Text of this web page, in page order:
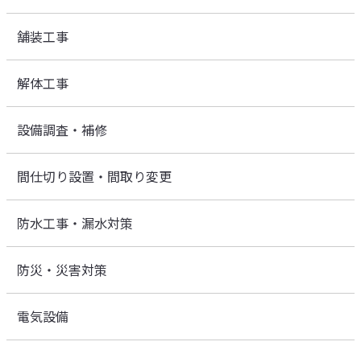
舗装工事
解体工事
設備調査・補修
間仕切り設置・間取り変更
防水工事・漏水対策
防災・災害対策
電気設備